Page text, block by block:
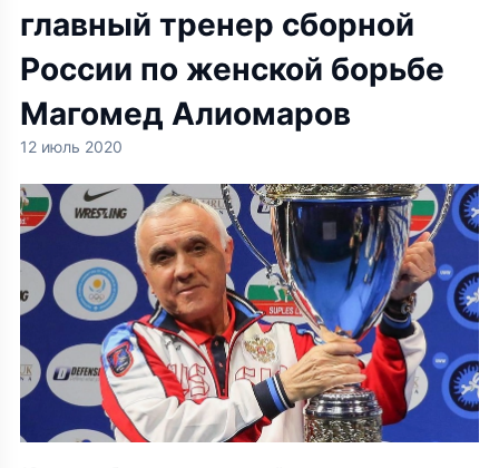
главный тренер сборной
России по женской борьбе
Магомед Алиомаров
12 июль 2020